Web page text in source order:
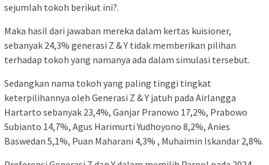
sejumlah tokoh berikut ini?.
Maka hasil dari jawaban mereka dalam kertas kuisioner,
sebanyak 24,3% generasi Z & Y tidak memberikan pilihan
terhadap tokoh yang namanya ada dalam simulasi tersebut.
Sedangkan nama tokoh yang paling tinggi tingkat
keterpilihannya oleh Generasi Z & Y jatuh pada Airlangga
Hartarto sebanyak 23,4%, Ganjar Pranowo 17,2%, Prabowo
Subianto 14,7%, Agus Harimurti Yudhoyono 8,2%, Anies
Baswedan 5,1%, Puan Maharani 4,3% , Muhaimin Iskandar 2,8%.